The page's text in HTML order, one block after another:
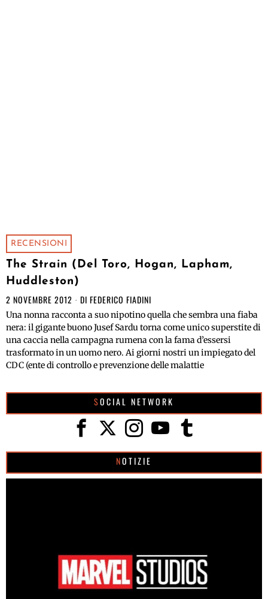
RECENSIONI
The Strain (Del Toro, Hogan, Lapham,
Huddleston)
2 NOVEMBRE 2012 DI FEDERICO FIADINI
Una nonna racconta a suo nipotino quella che sembra una fiaba
nera: il gigante buono Jusef Sardu torna come unico superstite di
una caccia nella campagna rumena con la fama d’essersi
trasformato in un uomo nero. Ai giorni nostri un impiegato del
CDC (ente di controllo e prevenzione delle malattie
SOCIAL NETWORK
NOTIZIE